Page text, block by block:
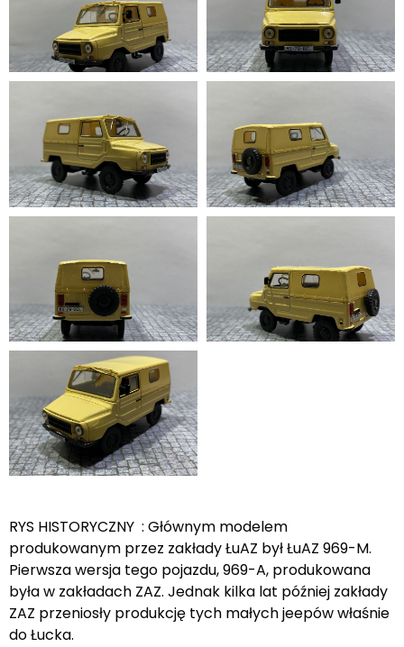
RYS HISTORYCZNY : Głównym modelem
produkowanym przez zakłady ŁuAZ był ŁuAZ 969-M.
Pierwsza wersja tego pojazdu, 969-A, produkowana
była w zakładach ZAZ. Jednak kilka lat później zakłady
ZAZ przeniosły produkcję tych małych jeepów właśnie
do Łucka.